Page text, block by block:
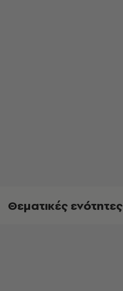
Θεματικές ενότητες